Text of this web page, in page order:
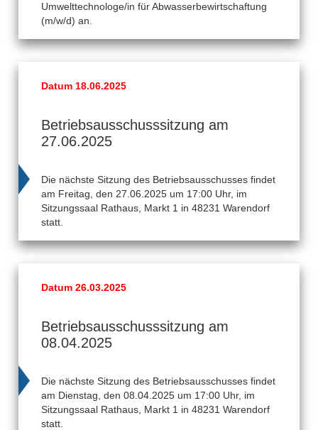
Umwelttechnologe/in für Abwasserbewirtschaftung
(m/w/d) an.
Betriebsausschusssitzung am
27.06.2025
Datum 18.06.2025
Die nächste Sitzung des Betriebsausschusses findet
am Freitag, den 27.06.2025 um 17:00 Uhr, im
Sitzungssaal Rathaus, Markt 1 in 48231 Warendorf
statt.
Betriebsausschusssitzung am
08.04.2025
Datum 26.03.2025
Die nächste Sitzung des Betriebsausschusses findet
am Dienstag, den 08.04.2025 um 17:00 Uhr, im
Sitzungssaal Rathaus, Markt 1 in 48231 Warendorf
statt.